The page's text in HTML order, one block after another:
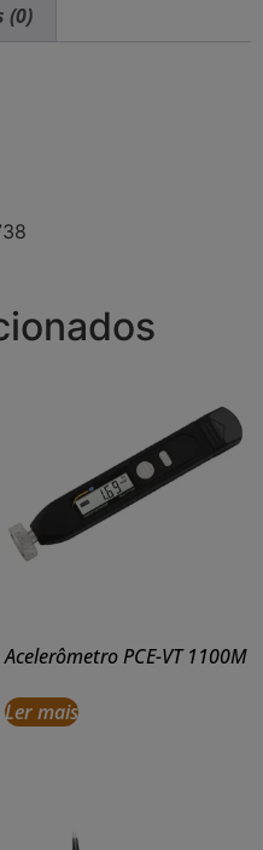
(0)
Acelerômetro PCE-VT 1100M
Ler mais